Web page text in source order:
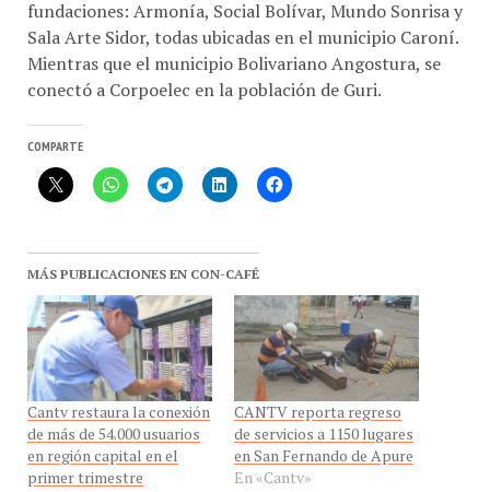
Sala Arte Sidor, todas ubicadas en el municipio Caroní.
Mientras que el municipio Bolivariano Angostura, se
conectó a Corpoelec en la población de Guri.
COMPARTE
MÁS PUBLICACIONES EN CON-CAFÉ
Cantv restaura la conexión
de más de 54.000 usuarios
en región capital en el
primer trimestre
En «Otros»
CANTV reporta regreso
de servicios a 1150 lugares
en San Fernando de Apure
En «Cantv»